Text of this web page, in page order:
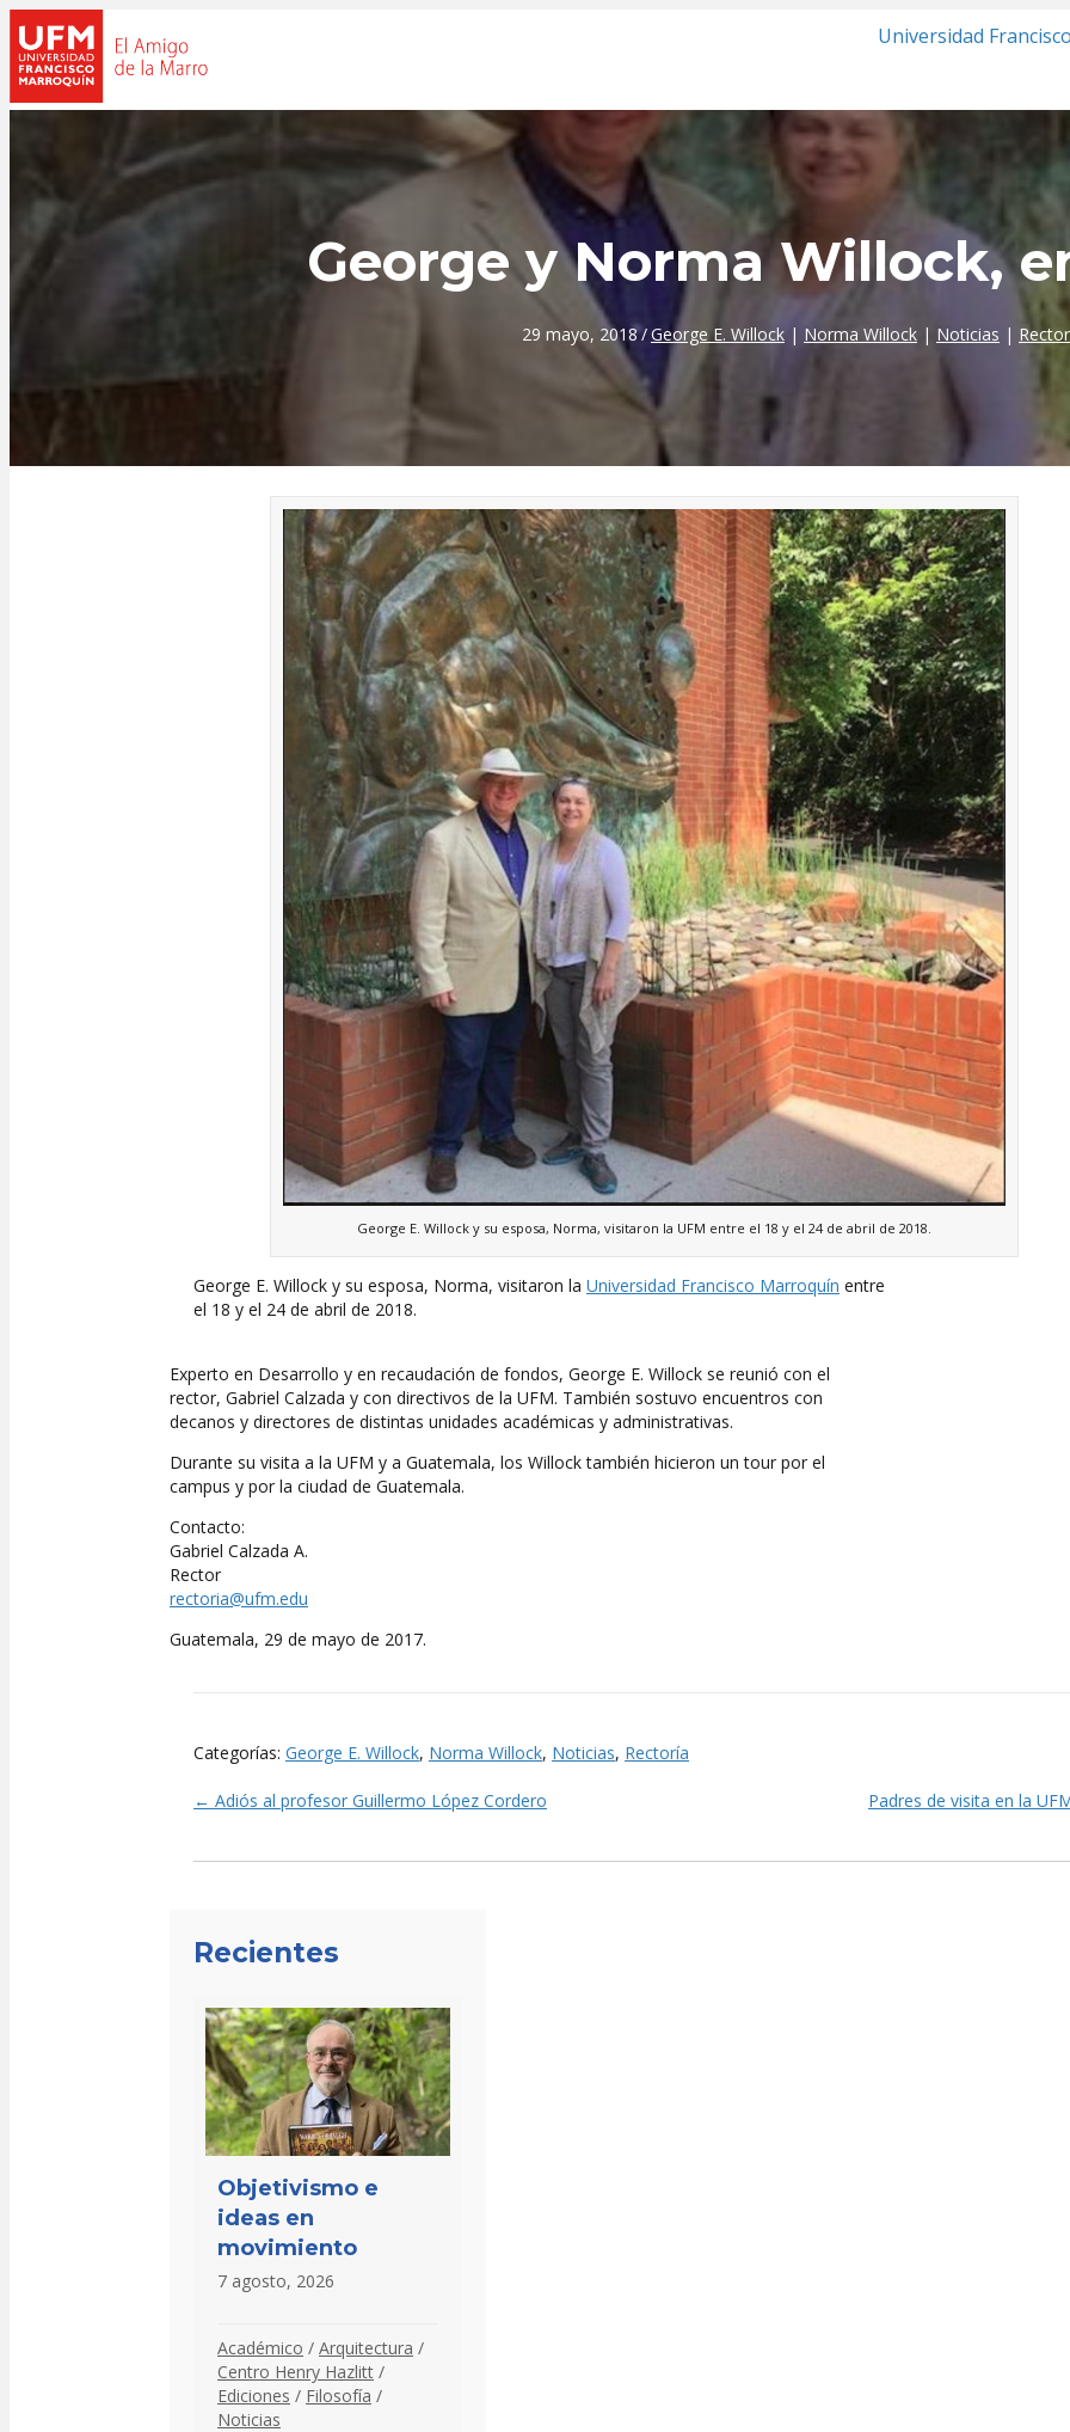
Universidad
George y Norma Willock,
29 mayo, 2018/George E. Willock | Norma Willock | Noticias |
George E. Willock y su esposa, Norma, visitaron la UFM entre el 18 y el 24 de abril de 2018.
George E. Willock y su esposa, Norma, visitaron la Universidad Francisco Marroquín entre
el 18 y el 24 de abril de 2018.
Experto en Desarrollo y en recaudación de fondos, George E. Willock se reunió con el
rector, Gabriel Calzada y con directivos de la UFM. También sostuvo encuentros con
decanos y directores de distintas unidades académicas y administrativas.
Durante su visita a la UFM y a Guatemala, los Willock también hicieron un tour por el
campus y por la ciudad de Guatemala.
Contacto:
Gabriel Calzada A.
Rector
rectoria@ufm.edu
Guatemala, 29 de mayo de 2017.
Categorías: George E. Willock, Norma Willock, Noticias, Rectoría
Posts
navigation
← Adiós al profesor Guillermo López Cordero Padres de visita en la
Recientes
Objetivismo e
ideas en
movimiento
7 agosto, 2026
Académico / Arquitectura /
Centro Henry Hazlitt /
Ediciones / Filosofía /
Noticias